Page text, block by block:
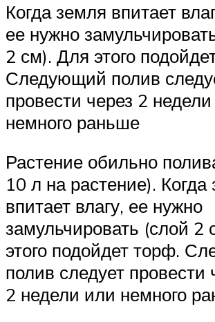
Когда земля впитает
ее нужно
2 см). Для этого
Следующий полив
провести через 2
немного раньше
Растение обильно
10 л на растение). Когда
впитает влагу, ее нужно
замульчировать (слой 2
этого подойдет торф.
полив следует провести
2 недели или немного